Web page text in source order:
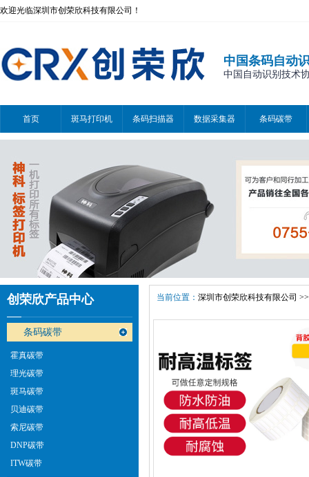
欢迎光临深圳市创荣欣科技有限公司！
中国条码自动
中国自动识别技术
首页 斑马打印机 条码扫描器 数据采集器 条码碳带
创荣欣产品中心
条码碳带
霍真碳带
理光碳带
斑马碳带
贝迪碳带
索尼碳带
DNP碳带
ITW碳带
当前位置： 深圳市创荣欣科技有限公司